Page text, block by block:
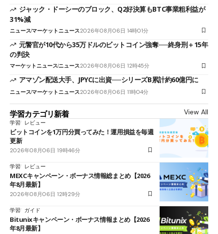
ジャック・ドーシーのブロック、Q2好決算もBTC事業粗利益が
31%減
ニュースマーケットニュース2026年08月06日 14時01分
元警官が10代から35万ドルのビットコイン強奪──終身刑＋15年
の判決
マーケットニュースニュース2026年08月06日 12時45分
アマゾン配送大手、JPYCに出資──シリーズB累計約60億円に
ニュースマーケットニュース2026年08月06日 11時04分
学習カテゴリ新着 View All
学習 レビュー
ビットコインを1万円分買ってみた！運用損益を毎週
更新
2026年08月06日 19時46分
学習 レビュー
MEXCキャンペーン・ボーナス情報総まとめ【2026
年8月最新】
2026年08月06日 12時29分
学習 ガイド
Bitunixキャンペーン・ボーナス情報まとめ【2026
年8月最新】